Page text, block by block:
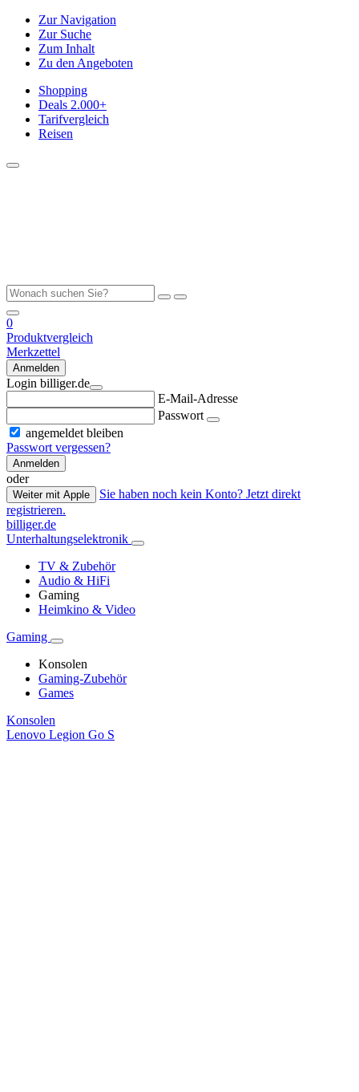
Zur Navigation
Zur Suche
Zum Inhalt
Zu den Angeboten
Shopping
Deals 2.000+
Tarifvergleich
Reisen
0
Produktvergleich
Merkzettel
Anmelden
Login billiger.de
E-Mail-Adresse
Passwort
angemeldet bleiben
Passwort vergessen?
Anmelden
oder
Weiter mit Apple
Sie haben noch kein Konto? Jetzt direkt
registrieren.
billiger.de
Unterhaltungselektronik
TV & Zubehör
Audio & HiFi
Gaming
Heimkino & Video
Gaming
Konsolen
Gaming-Zubehör
Games
Konsolen
Lenovo Legion Go S